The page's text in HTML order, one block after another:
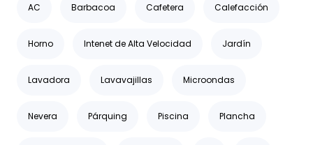
AC Barbacoa Cafetera Calefacción
Horno Intenet de Alta Velocidad Jardín
Lavadora Lavavajillas Microondas
Nevera Párquing Piscina Plancha